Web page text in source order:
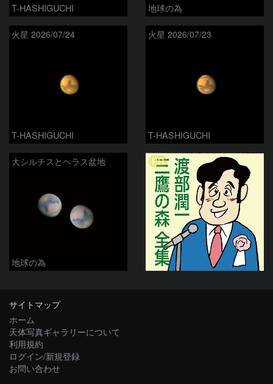
T-HASHIGUCHI 地球の為
火星 2026/07/24
T-HASHIGUCHI
火星 2026/07/23
T-HASHIGUCHI
大シルチスとヘラス盆地
地球の為
PR
サイトマップ
ホーム
天体写真ギャラリーについて
利用規約
ログイン/新規登録
お問い合わせ